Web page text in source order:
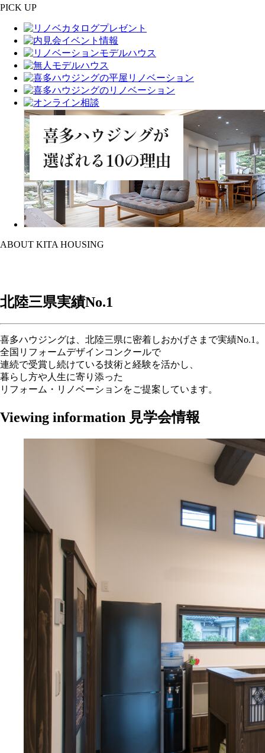
PICK UP
ABOUT KITA HOUSING
北陸三県実績No.1
喜多ハウジングは、北陸三県に密着しおかげさまで実績No.1。
全国リフォームデザインコンクールで
連続で受賞し続けている技術と経験を活かし、
暮らし方や人生に寄り添った
リフォーム・リノベーションをご提案しています。
Viewing information 見学会情報